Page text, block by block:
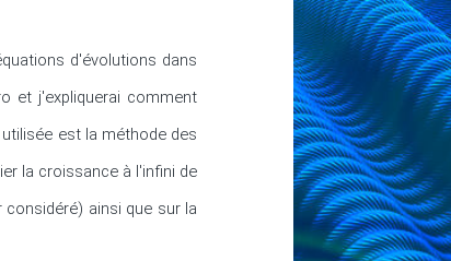
d'évolutions dans
et j'expliquerai comment
est la méthode des
la croissance à l'infini de
ainsi que sur la